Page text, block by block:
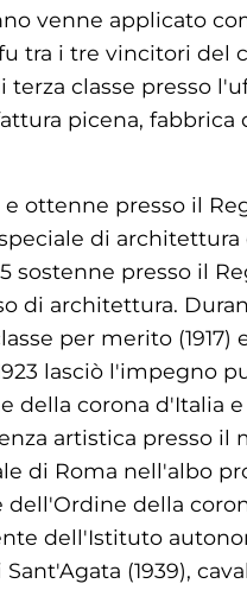
venne applicato
tra i tre vincitori del
terza classe presso
picena, fabbrica
ottenne presso il
di
sostenne presso il
di architettura.
per merito (1917)
lasciò l'impegno
della corona d'Italia e
artistica presso il
di Roma nell'albo
della
dell'Istituto
(1939),